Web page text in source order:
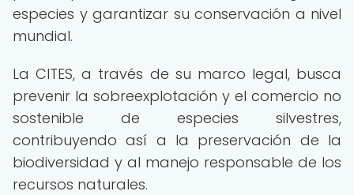
especies y garantizar su conservación a nivel
mundial.
La CITES, a través de su marco legal, busca
prevenir la sobreexplotación y el comercio no
sostenible de especies silvestres,
contribuyendo así a la preservación de la
biodiversidad y al manejo responsable de los
recursos naturales.